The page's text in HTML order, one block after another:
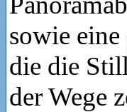
sowie
die die
der Wege